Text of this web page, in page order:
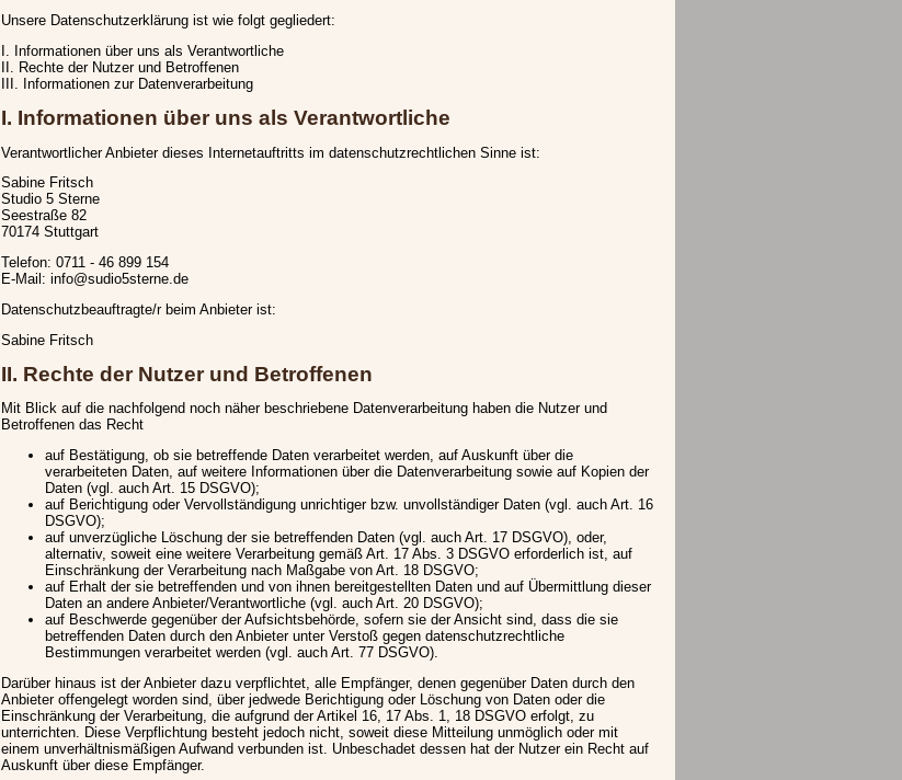
Unsere Datenschutzerklärung ist wie folgt gegliedert:
I. Informationen über uns als Verantwortliche
II. Rechte der Nutzer und Betroffenen
III. Informationen zur Datenverarbeitung
I. Informationen über uns als Verantwortliche
Verantwortlicher Anbieter dieses Internetauftritts im datenschutzrechtlichen Sinne ist:
Sabine Fritsch
Studio 5 Sterne
Seestraße 82
70174 Stuttgart
Telefon: 0711 - 46 899 154
E-Mail: info@sudio5sterne.de
Datenschutzbeauftragte/r beim Anbieter ist:
Sabine Fritsch
II. Rechte der Nutzer und Betroffenen
Mit Blick auf die nachfolgend noch näher beschriebene Datenverarbeitung haben die Nutzer und
Betroffenen das Recht
auf Bestätigung, ob sie betreffende Daten verarbeitet werden, auf Auskunft über die
verarbeiteten Daten, auf weitere Informationen über die Datenverarbeitung sowie auf Kopien der
Daten (vgl. auch Art. 15 DSGVO);
auf Berichtigung oder Vervollständigung unrichtiger bzw. unvollständiger Daten (vgl. auch Art. 16
DSGVO);
auf unverzügliche Löschung der sie betreffenden Daten (vgl. auch Art. 17 DSGVO), oder,
alternativ, soweit eine weitere Verarbeitung gemäß Art. 17 Abs. 3 DSGVO erforderlich ist, auf
Einschränkung der Verarbeitung nach Maßgabe von Art. 18 DSGVO;
auf Erhalt der sie betreffenden und von ihnen bereitgestellten Daten und auf Übermittlung dieser
Daten an andere Anbieter/Verantwortliche (vgl. auch Art. 20 DSGVO);
auf Beschwerde gegenüber der Aufsichtsbehörde, sofern sie der Ansicht sind, dass die sie
betreffenden Daten durch den Anbieter unter Verstoß gegen datenschutzrechtliche
Bestimmungen verarbeitet werden (vgl. auch Art. 77 DSGVO).
Darüber hinaus ist der Anbieter dazu verpflichtet, alle Empfänger, denen gegenüber Daten durch den
Anbieter offengelegt worden sind, über jedwede Berichtigung oder Löschung von Daten oder die
Einschränkung der Verarbeitung, die aufgrund der Artikel 16, 17 Abs. 1, 18 DSGVO erfolgt, zu
unterrichten. Diese Verpflichtung besteht jedoch nicht, soweit diese Mitteilung unmöglich oder mit
einem unverhältnismäßigen Aufwand verbunden ist. Unbeschadet dessen hat der Nutzer ein Recht auf
Auskunft über diese Empfänger.